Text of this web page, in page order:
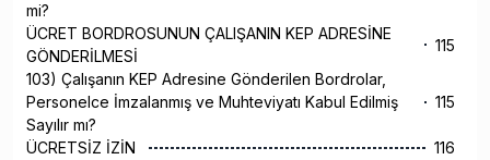
mi?
ÜCRET BORDROSUNUN ÇALIŞANIN KEP ADRESİNE
GÖNDERİLMESİ
115
103) Çalışanın KEP Adresine Gönderilen Bordrolar,
Personelce İmzalanmış ve Muhteviyatı Kabul Edilmiş
Sayılır mı?
115
ÜCRETSİZ İZİN
116